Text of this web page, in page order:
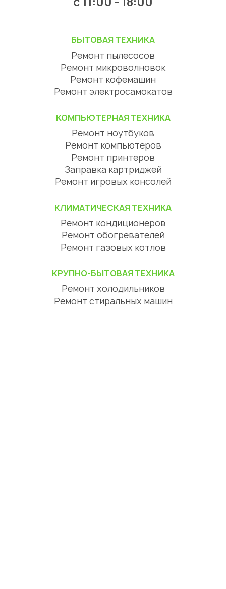
БЫТОВАЯ ТЕХНИКА
Ремонт пылесосов
Ремонт микроволновок
Ремонт кофемашин
Ремонт электросамокатов
КОМПЬЮТЕРНАЯ ТЕХНИКА
Ремонт ноутбуков
Ремонт компьютеров
Ремонт принтеров
Заправка картриджей
Ремонт игровых консолей
КЛИМАТИЧЕСКАЯ ТЕХНИКА
Ремонт кондиционеров
Ремонт обогревателей
Ремонт газовых котлов
КРУПНО-БЫТОВАЯ ТЕХНИКА
Ремонт холодильников
Ремонт стиральных машин